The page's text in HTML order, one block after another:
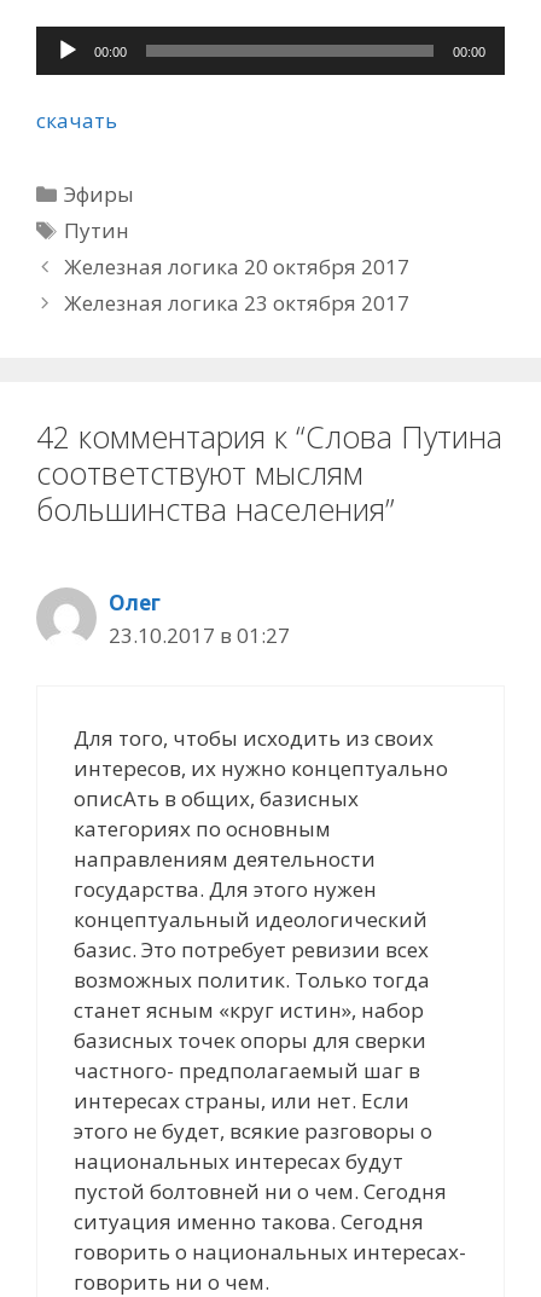
Аудиоплеер
00:00 00:00
скачать
Рубрики
Эфиры
Метки
Путин
Железная логика 20 октября 2017
Железная логика 23 октября 2017
42 комментария к “Слова Путина
соответствуют мыслям
большинства населения”
Олег
23.10.2017 в 01:27
Для того, чтобы исходить из своих
интересов, их нужно концептуально
описАть в общих, базисных
категориях по основным
направлениям деятельности
государства. Для этого нужен
концептуальный идеологический
базис. Это потребует ревизии всех
возможных политик. Только тогда
станет ясным «круг истин», набор
базисных точек опоры для сверки
частного- предполагаемый шаг в
интересах страны, или нет. Если
этого не будет, всякие разговоры о
национальных интересах будут
пустой болтовней ни о чем. Сегодня
ситуация именно такова. Сегодня
говорить о национальных интересах-
говорить ни о чем.